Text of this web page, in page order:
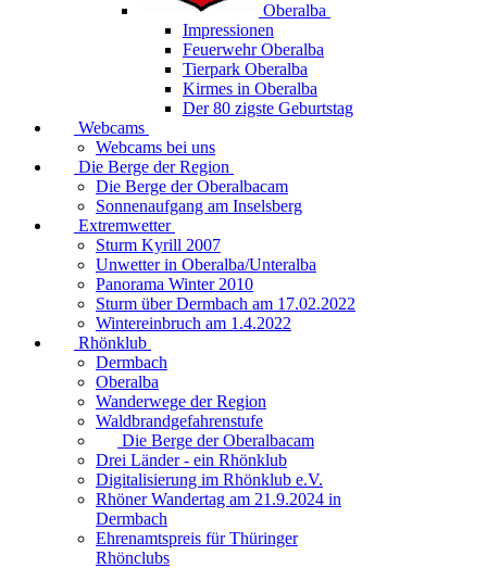
Oberalba
Impressionen
Feuerwehr Oberalba
Tierpark Oberalba
Kirmes in Oberalba
Der 80 zigste Geburtstag
Webcams
Webcams bei uns
Die Berge der Region
Die Berge der Oberalbacam
Sonnenaufgang am Inselsberg
Extremwetter
Sturm Kyrill 2007
Unwetter in Oberalba/Unteralba
Panorama Winter 2010
Sturm über Dermbach am 17.02.2022
Wintereinbruch am 1.4.2022
Rhönklub
Dermbach
Oberalba
Wanderwege der Region
Waldbrandgefahrenstufe
Die Berge der Oberalbacam
Drei Länder - ein Rhönklub
Digitalisierung im Rhönklub e.V.
Rhöner Wandertag am 21.9.2024 in
Dermbach
Ehrenamtspreis für Thüringer
Rhönclubs